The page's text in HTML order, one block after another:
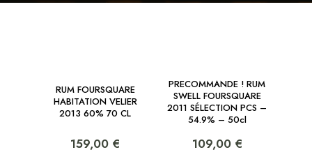
RUM FOURSQUARE
HABITATION VELIER
2013 60% 70 CL
159,00 €
PRECOMMANDE ! RUM
SWELL FOURSQUARE
2011 SÉLECTION PCS –
54.9% – 50cl
109,00 €